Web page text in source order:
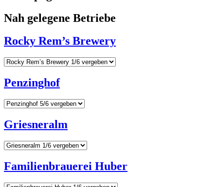
Nah gelegene Betriebe
Rocky Rem’s Brewery
Penzinghof
Griesneralm
Familienbrauerei Huber